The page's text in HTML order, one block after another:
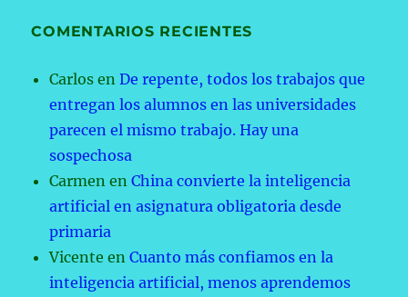
COMENTARIOS RECIENTES
Carlos enDe repente, todos los trabajos que
entregan los alumnos en las universidades
parecen el mismo trabajo. Hay una
sospechosa
Carmen enChina convierte la inteligencia
artificial en asignatura obligatoria desde
primaria
Vicente enCuanto más confiamos en la
inteligencia artificial, menos aprendemos